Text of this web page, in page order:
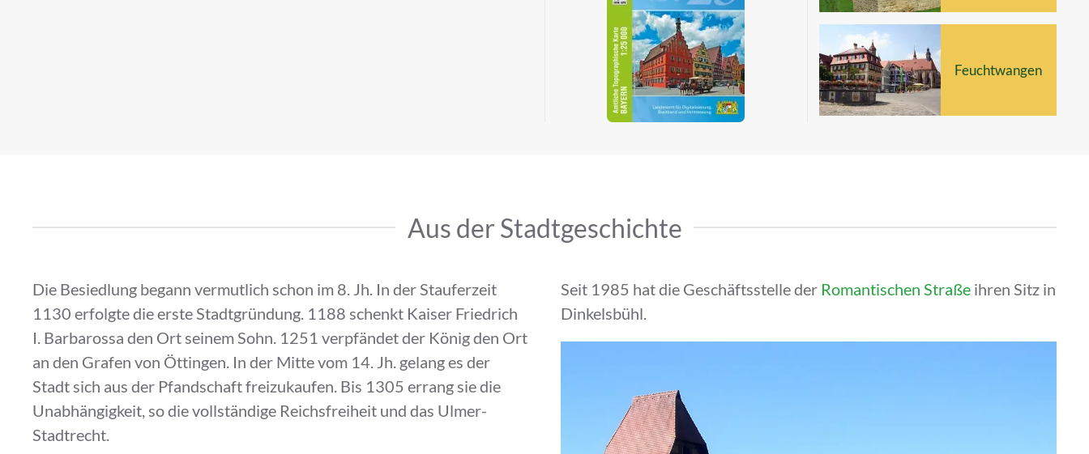
Feuchtwangen
Aus der Stadtgeschichte
Die Besiedlung begann vermutlich schon im 8. Jh. In der Stauferzeit
1130 erfolgte die erste Stadtgründung. 1188 schenkt Kaiser Friedrich
I. Barbarossa den Ort seinem Sohn. 1251 verpfändet der König den Ort
an den Grafen von Öttingen. In der Mitte vom 14. Jh. gelang es der
Stadt sich aus der Pfandschaft freizukaufen. Bis 1305 errang sie die
Unabhängigkeit, so die vollständige Reichsfreiheit und das Ulmer-
Stadtrecht.
Seit 1985 hat die Geschäftsstelle der Romantischen Straße ihren Sitz in
Dinkelsbühl.